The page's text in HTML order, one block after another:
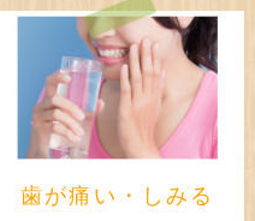
歯が痛い・しみる